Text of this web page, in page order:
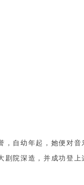
，自幼年起，她便对
院深造，并成功登上